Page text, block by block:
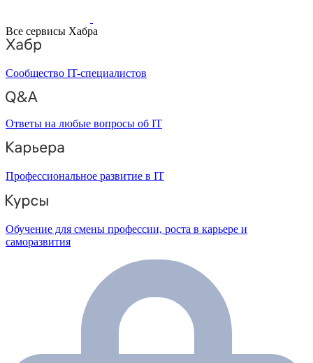
Все сервисы Хабра
Сообщество IT-специалистов
Ответы на любые вопросы об IT
Профессиональное развитие в IT
Обучение для смены профессии, роста в карьере и
саморазвития